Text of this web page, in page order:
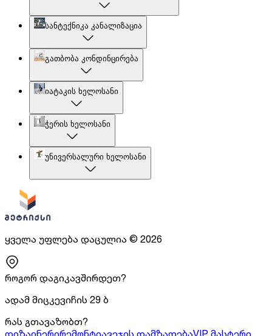
სანტექნიკა კანალიზაცია
გათბობა კონდინცირება
იატაკის ხელოსანი
ჭერის ხელოსანი
უნივერსალური ხელოსანი
ყველა უფლება დაცულია © 2026
როგორ დაგიკავშირდეთ?
ადამ მიცკევიჩის 29 ბ
რას გთავაზობთ?
დიზაინერირემონტიავეჯის დამზადებაVIP მასტერი